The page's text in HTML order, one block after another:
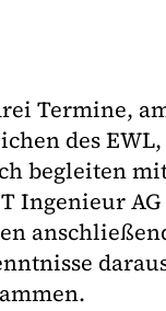
Termine,
des
begleiten
Ingenieur AG